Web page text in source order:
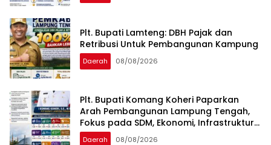
Plt. Bupati Lamteng: DBH Pajak dan
Retribusi Untuk Pembangunan Kampung
Daerah 08/08/2026
Plt. Bupati Komang Koheri Paparkan
Arah Pembangunan Lampung Tengah,
Fokus pada SDM, Ekonomi, Infrastruktur
dan Kesejahteraan
Daerah 08/08/2026